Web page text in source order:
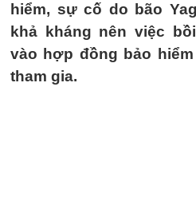
hiểm, sự cố do bão
khả kháng nên việc
vào hợp đồng bảo
tham gia.